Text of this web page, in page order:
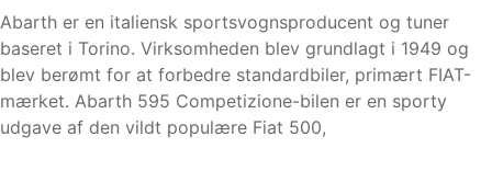
Abarth er en italiensk sportsvognsproducent og tuner
baseret i Torino. Virksomheden blev grundlagt i 1949 og
blev berømt for at forbedre standardbiler, primært FIAT-
mærket. Abarth 595 Competizione-bilen er en sporty
udgave af den vildt populære Fiat 500,